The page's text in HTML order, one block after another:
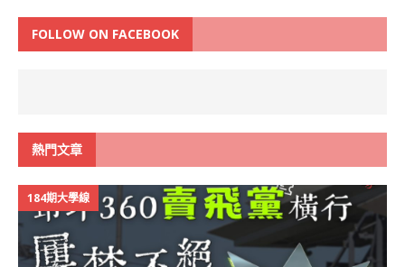
FOLLOW ON FACEBOOK
熱門文章
184期大學線